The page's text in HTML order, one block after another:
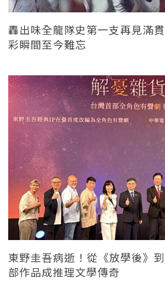
轟出味全龍隊史第一支再見滿
彩瞬間至今難忘
東野圭吾病逝！從《放學後》
部作品成推理文學傳奇